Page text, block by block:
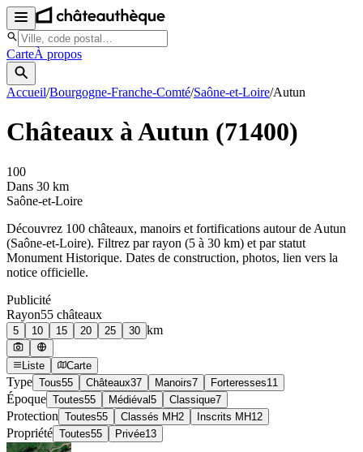
CarteÀ propos
Accueil/Bourgogne-Franche-Comté/Saône-et-Loire/Autun
Châteaux àAutun (71400)
100
Dans 30 km
Saône-et-Loire
Découvrez 100 châteaux, manoirs et fortifications autour de Autun
(Saône-et-Loire). Filtrez par rayon (5 à 30 km) et par statut
Monument Historique. Dates de construction, photos, lien vers la
notice officielle.
Publicité
Rayon55 châteaux
5 10 15 20 25 30 km
Liste Carte
Type Tous55 Châteaux37 Manoirs7 Forteresses11
Époque Toutes55 Médiéval 5 Classique7
Protection Toutes55 Classés MH2 Inscrits MH12
Propriété Toutes55 Privée13